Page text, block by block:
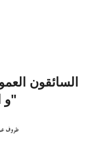
السائقون
و انتهاكات صارخة لحقوقهم"